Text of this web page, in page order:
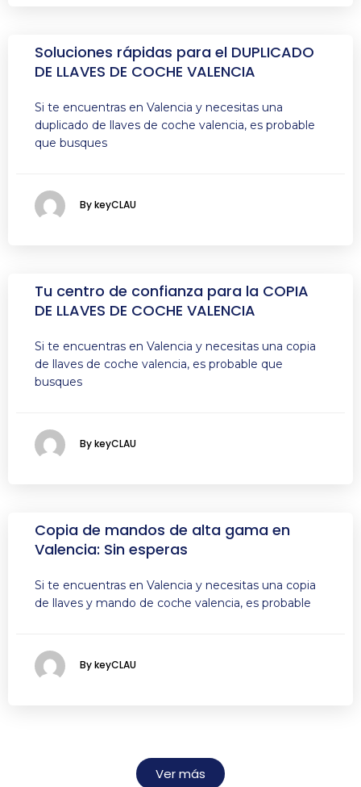
Soluciones rápidas para el DUPLICADO
DE LLAVES DE COCHE VALENCIA
Si te encuentras en Valencia y necesitas una
duplicado de llaves de coche valencia, es probable
que busques
By keyCLAU
Tu centro de confianza para la COPIA
DE LLAVES DE COCHE VALENCIA
Si te encuentras en Valencia y necesitas una copia
de llaves de coche valencia, es probable que
busques
By keyCLAU
Copia de mandos de alta gama en
Valencia: Sin esperas
Si te encuentras en Valencia y necesitas una copia
de llaves y mando de coche valencia, es probable
By keyCLAU
Ver más